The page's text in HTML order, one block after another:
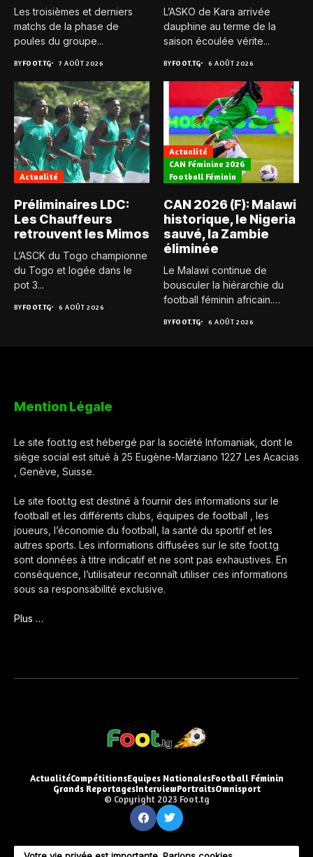
Les troisièmes et derniers
matchs de la phase de
poules du groupe...
BYFOOT.TG 7 AOÛT 2026
L’ASKO de Kara arrivée
dauphine au terme de la
saison écoulée vérite...
BYFOOT.TG 6 AOÛT 2026
Actualité
Préliminaires LDC:
Les Chauffeurs
retrouvent les Mimos
L’ASCK du Togo championne
du Togo et logée dans le
pot 3...
BYFOOT.TG 6 AOÛT 2026
Actualité
CAN Féminine 2026
Football Féminin
CAN 2026 (F): Malawi
historique, le Nigeria
sauvé, la Zambie
éliminée
Le Malawi continue de
bousculer la hiérarchie du
football féminin africain.
BYFOOT.TG 6 AOÛT 2026
Mention Légale
Le site foot.tg est hébergé par la société Infomaniak, dont le
siège social est situé à 25 Eugène-Marziano 1227 Les Acacias
, Genève, Suisse.
Le site foot.tg est destiné à fournir des informations sur le
football et les différents clubs, équipes de football , les
joueurs, l’économie du football, la santé du sportif et les
autres sports. Les informations diffusées sur le site foot.tg
sont données à titre indicatif et ne sont pas exhaustives. En
conséquence, l’utilisateur reconnaît utiliser ces informations
sous sa responsabilité exclusive.
Plus …
ActualitéCompétitionsEquipes NationalesFootball Féminin
Grands ReportagesInterviewPortraitsOmnisport
© Copyright 2023 Foot.tg